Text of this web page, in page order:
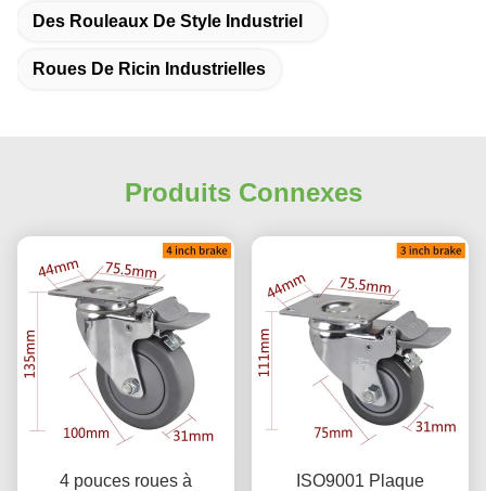
Des Rouleaux De Style Industriel
Roues De Ricin Industrielles
Produits Connexes
4 pouces roues à
ISO9001 Plaque